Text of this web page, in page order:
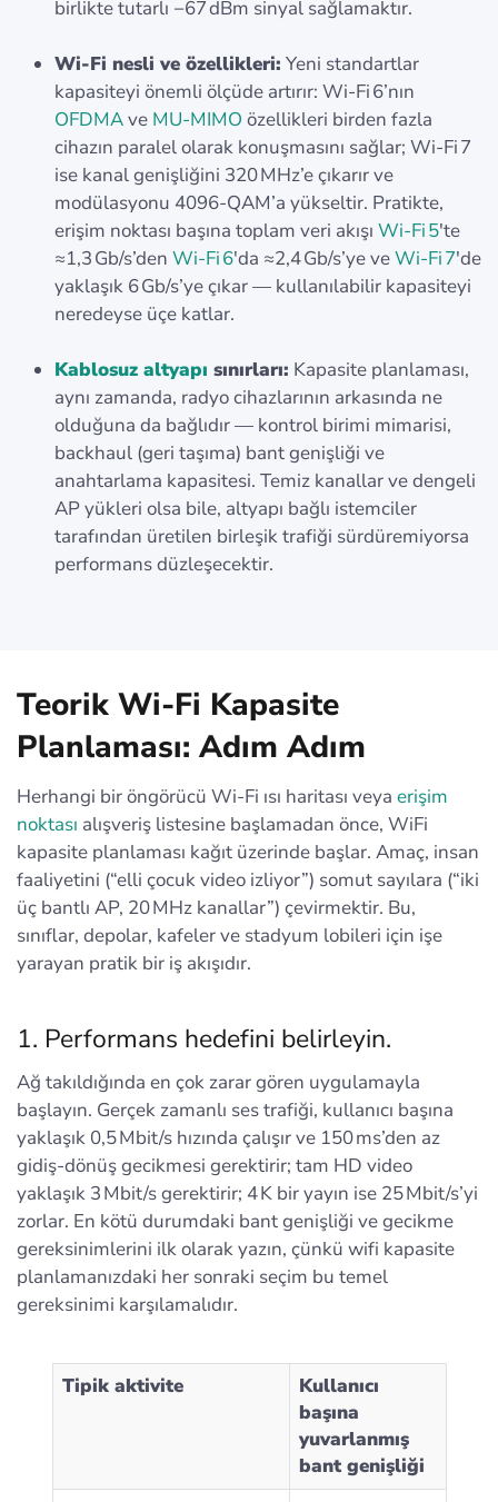
birlikte tutarlı −67 dBm sinyal sağlamaktır.
Wi‑Fi nesli ve özellikleri: Yeni standartlar
kapasiteyi önemli ölçüde artırır: Wi‑Fi 6’nın
OFDMAve MU‑MIMO özellikleri birden fazla
cihazın paralel olarak konuşmasını sağlar; Wi‑Fi 7
ise kanal genişliğini 320 MHz’e çıkarır ve
modülasyonu 4096‑QAM’a yükseltir. Pratikte,
erişim noktası başına toplam veri akışı Wi‑Fi 5'te
≈1,3 Gb/s’den Wi‑Fi 6'da ≈2,4 Gb/s’ye veWi‑Fi 7'de
yaklaşık 6 Gb/s’ye çıkar — kullanılabilir kapasiteyi
neredeyse üçe katlar.
Kablosuz altyapı sınırları: Kapasite planlaması,
aynı zamanda, radyo cihazlarının arkasında ne
olduğuna da bağlıdır — kontrol birimi mimarisi,
backhaul (geri taşıma) bant genişliği ve
anahtarlama kapasitesi. Temiz kanallar ve dengeli
AP yükleri olsa bile, altyapı bağlı istemciler
tarafından üretilen birleşik trafiği sürdüremiyorsa
performans düzleşecektir.
Teorik Wi‑Fi Kapasite
Planlaması: Adım Adım
Herhangi bir öngörücü Wi‑Fi ısı haritası veya erişim
noktası alışveriş listesine başlamadan önce, WiFi
kapasite planlaması kağıt üzerinde başlar. Amaç, insan
faaliyetini (“elli çocuk video izliyor”) somut sayılara (“iki
üç bantlı AP, 20 MHz kanallar”) çevirmektir. Bu,
sınıflar, depolar, kafeler ve stadyum lobileri için işe
yarayan pratik bir iş akışıdır.
1. Performans hedefini belirleyin.
Ağ takıldığında en çok zarar gören uygulamayla
başlayın. Gerçek zamanlı ses trafiği, kullanıcı başına
yaklaşık 0,5 Mbit/s hızında çalışır ve 150 ms’den az
gidiş-dönüş gecikmesi gerektirir; tam HD video
yaklaşık 3 Mbit/s gerektirir; 4 K bir yayın ise 25 Mbit/s’yi
zorlar. En kötü durumdaki bant genişliği ve gecikme
gereksinimlerini ilk olarak yazın, çünkü wifi kapasite
planlamanızdaki her sonraki seçim bu temel
gereksinimi karşılamalıdır.
Tipik aktivite
Kullanıcı
başına
yuvarlanmış
bant genişliği